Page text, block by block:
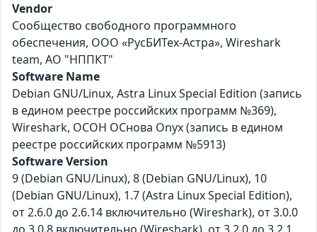
Vendor
Сообщество свободного программного
обеспечения, ООО «РусБИТех-Астра», Wireshark
team, АО "НППКТ"
Software Name
Debian GNU/Linux, Astra Linux Special Edition (запись
в едином реестре российских программ №369),
Wireshark, ОСОН ОСнова Оnyx (запись в едином
реестре российских программ №5913)
Software Version
9 (Debian GNU/Linux), 8 (Debian GNU/Linux), 10
(Debian GNU/Linux), 1.7 (Astra Linux Special Edition),
от 2.6.0 до 2.6.14 включительно (Wireshark), от 3.0.0